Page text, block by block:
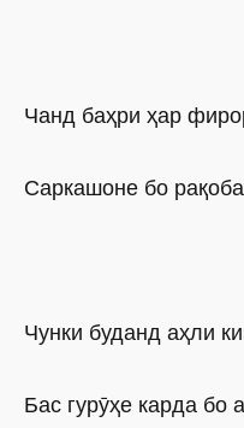
Чанд баҳри ҳар
Саркашоне бо
Чунки буданд аҳли
Бас гурӯҳе карда бо